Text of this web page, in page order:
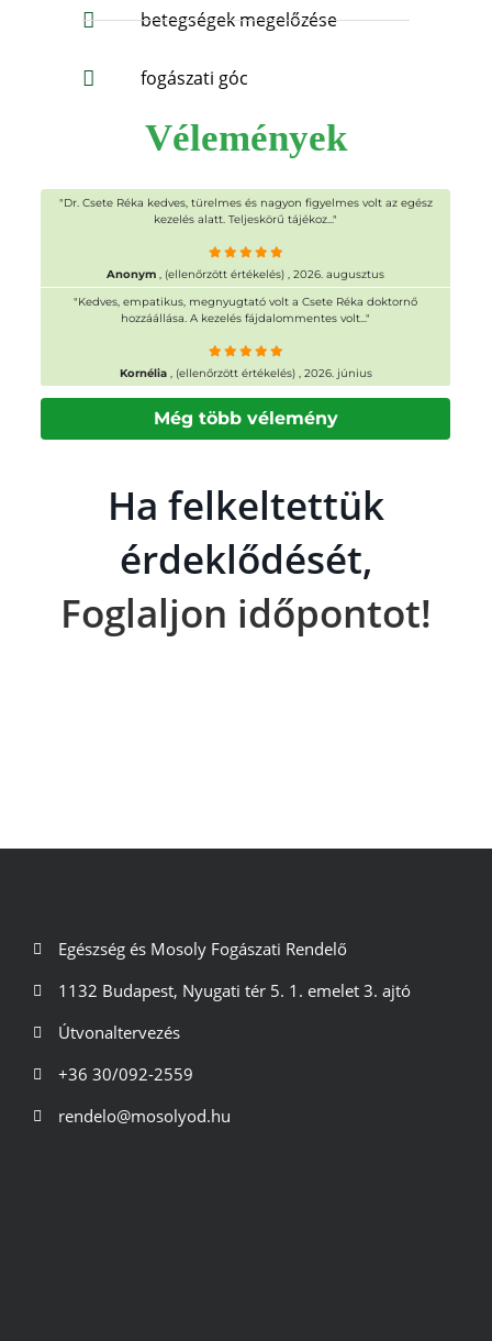
betegségek megelőzése
fogászati góc
Vélemények
Ha felkeltettük
érdeklődését,
Foglaljon időpontot!
Egészség és Mosoly Fogászati Rendelő
1132 Budapest, Nyugati tér 5. 1. emelet 3. ajtó
Útvonaltervezés
+36 30/092-2559
rendelo@mosolyod.hu